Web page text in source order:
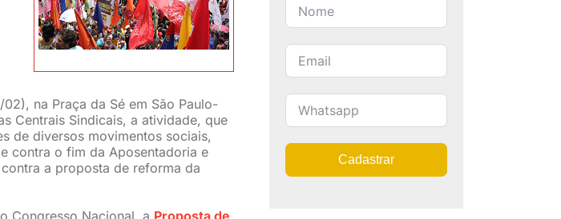
na Praça da Sé em São Paulo-
Centrais Sindicais, a atividade, que
de diversos movimentos sociais,
contra o fim da Aposentadoria e
a proposta de reforma da
Congresso Nacional, a Proposta de
Cadastrar